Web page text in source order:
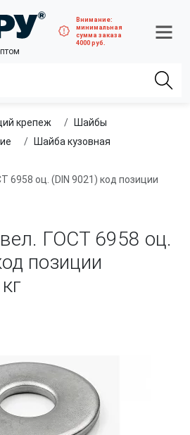
Внимание:
минимальная
сумма заказа
4000 руб.
крепеж
шайбы
Шайба кузовная
ГОСТ 6958 оц.
позиции